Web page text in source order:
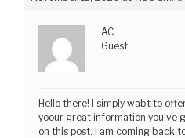
AC
Guest
Hello there! I simply wabt to
yoour great information you’ve
on this post. I am coming back